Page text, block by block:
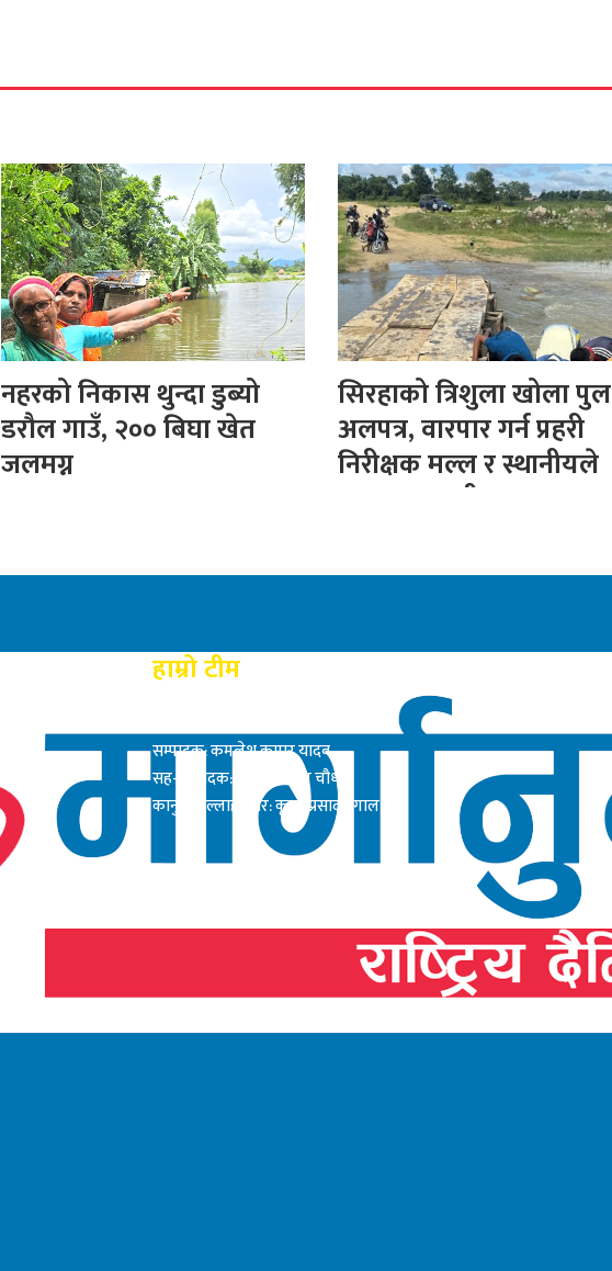
नहरको निकास थुन्दा डुब्यो
डरौल गाउँ, २०० बिघा खेत
जलमग्न
सिरहाको त्रिशुला खोला पुल
अलपत्र, वारपार गर्न प्रहरी
निरीक्षक मल्ल र स्थानीयले
बनाए अस्थायी पुल
हाम्रो टीम
सम्पादक: कमलेश कुमार यादव
सह-सम्पादक: सत्य नारायण चौधरी
कानुनी सल्लाहाकार: कृष्ण प्रसाद दंगाल